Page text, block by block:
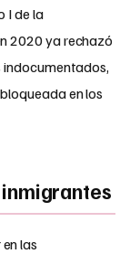
I de la
2020 ya rechazó
indocumentados,
en los
las